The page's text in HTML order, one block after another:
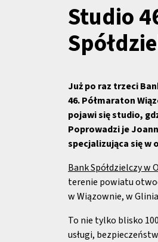
Studio
Już po raz trzeci
46. Półmaraton
pojawi się studio,
Poprowadzi je
specjalizująca się w
Bank Spółdzielczy w
terenie powiatu
w Wiązownie, w
To nie tylko blisko
usługi,